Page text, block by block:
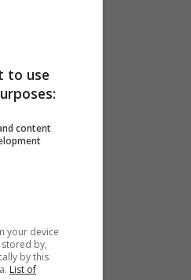
to use
content
your device
by,
by this
List of